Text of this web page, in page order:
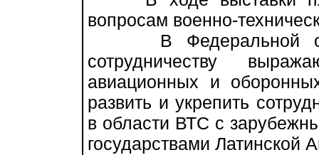
вопросам военно-
В Федеральной
сотрудничеству
авиационных и
развить и укрепить
в области ВТС с
государствами Латинской